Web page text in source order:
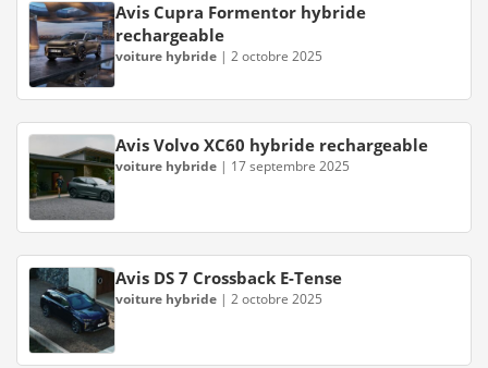
Avis Cupra Formentor hybride
rechargeable
voiture hybride | 2 octobre 2025
Avis Volvo XC60 hybride rechargeable
voiture hybride | 17 septembre 2025
Avis DS 7 Crossback E-Tense
voiture hybride | 2 octobre 2025